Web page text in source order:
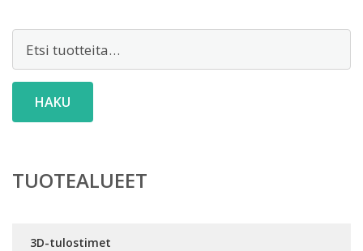
HAKU
TUOTEALUEET
3D-tulostimet